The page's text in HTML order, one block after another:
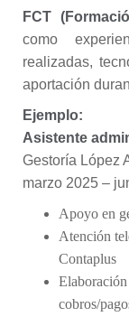
FCT
como
realizadas,
aportación
Ejemplo:
Asistente
Gestoría López
marzo 2025 –
Apoyo en
Atención
Contaplus
cobros/